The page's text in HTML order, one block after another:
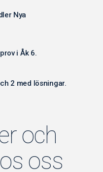
Nya
i Åk 6.
2 med lösningar.
och
oss